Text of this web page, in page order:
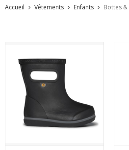
Accueil Vêtements Enfants Bottes &